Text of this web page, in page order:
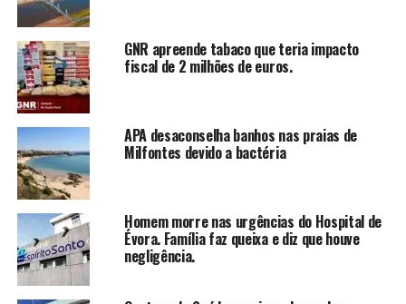
GNR apreende tabaco que teria impacto
fiscal de 2 milhões de euros.
APA desaconselha banhos nas praias de
Milfontes devido a bactéria
Homem morre nas urgências do Hospital de
Évora. Família faz queixa e diz que houve
negligência.